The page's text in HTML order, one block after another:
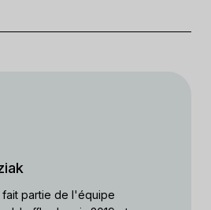
fait partie de l'équipe